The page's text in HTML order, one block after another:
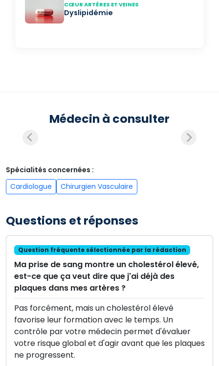
CŒUR ARTÈRES ET VEINES
Dyslipidémie
Médecin à consulter
Spécialités concernées :
Cardiologue
Chirurgien Vasculaire
Questions et réponses
Question fréquente sélectionnée par la rédaction
Ma prise de sang montre un cholestérol élevé,
est-ce que ça veut dire que j'ai déjà des
plaques dans mes artères ?
Pas forcément, mais un cholestérol élevé
favorise leur formation avec le temps. Un
contrôle par votre médecin permet d'évaluer
votre risque global et d'agir avant que les plaques
ne progressent.